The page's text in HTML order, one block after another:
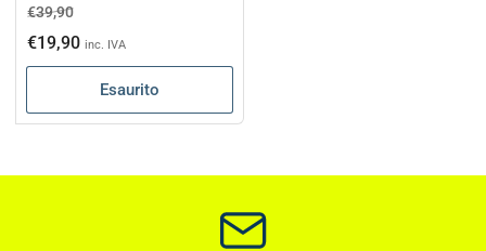
Prezzo
di
listino
€39,90Prezzo
scontato
€19,90 inc. IVA
Esaurito